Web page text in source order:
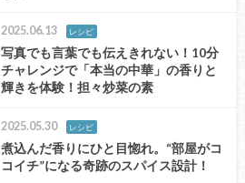
2025.06.13 レシピ
写真でも言葉でも伝えきれない！10分
チャレンジで「本当の中華」の香りと
輝きを体験！担々炒菜の素
2025.05.30 レシピ
煮込んだ香りにひと目惚れ。“部屋がコ
コイチ”になる奇跡のスパイス設計！